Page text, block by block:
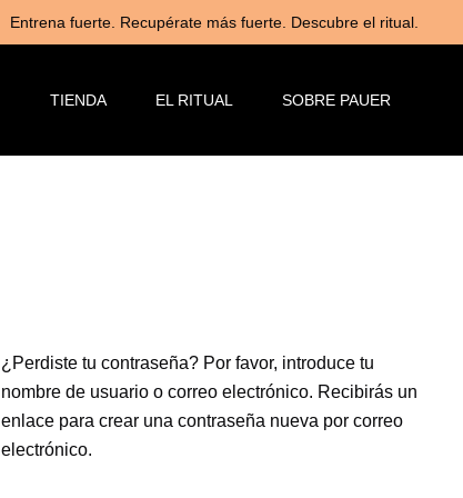
Entrena fuerte. Recupérate más fuerte. Descubre el ritual.
TIENDA EL RITUAL SOBRE PAUER
¿Perdiste tu contraseña? Por favor, introduce tu
nombre de usuario o correo electrónico. Recibirás un
enlace para crear una contraseña nueva por correo
electrónico.